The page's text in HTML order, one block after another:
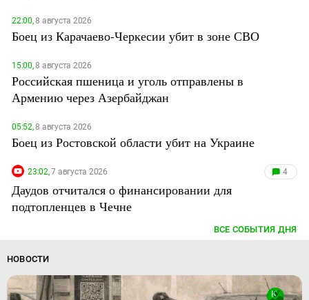
22:00,8 августа 2026
Боец из Карачаево-Черкесии убит в зоне СВО
15:00,8 августа 2026
Российская пшеница и уголь отправлены в
Армению через Азербайджан
05:52,8 августа 2026
Боец из Ростовской области убит на Украине
23:02,7 августа 2026 4
Даудов отчитался о финансировании для
подтопленцев в Чечне
ВСЕ СОБЫТИЯ ДНЯ
НОВОСТИ